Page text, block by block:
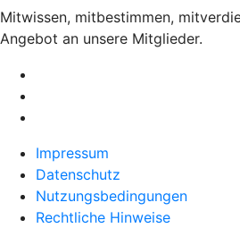
Mitwissen, mitbestimmen,
Angebot an unsere Mitglieder.
Impressum
Datenschutz
Nutzungsbedingungen
Rechtliche Hinweise